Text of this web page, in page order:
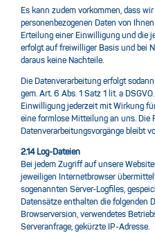
Es kann zudem vorkommen, dass
personenbezogenen Daten von
Erteilung einer Einwilligung und die
erfolgt auf freiwilliger Basis und bei
daraus keine Nachteile.
Die Datenverarbeitung erfolgt
gem. Art. 6 Abs. 1 Satz 1 lit. a
Einwilligung jederzeit mit Wirkung
eine formlose Mitteilung an uns. Die
Datenverarbeitungsvorgänge bleibt
2.14 Log-Dateien
Bei jedem Zugriff auf unsere
jeweiligen Internetbrowser
sogenannten Server-Logfiles,
Datensätze enthalten die folgenden
Browserversion, verwendetes
Serveranfrage, gekürzte IP-Adresse.